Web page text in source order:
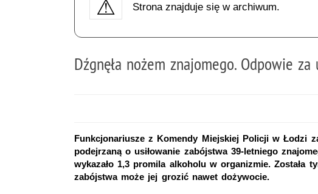
Strona znajduje się w archiwum.
Dźgnęła nożem znajomego. Odpowie
Funkcjonariusze z Komendy Miejskiej Policji w Łodzi
podejrzaną o usiłowanie zabójstwa 39-letniego
wykazało 1,3 promila alkoholu w organizmie. Została
zabójstwa może jej grozić nawet dożywocie.